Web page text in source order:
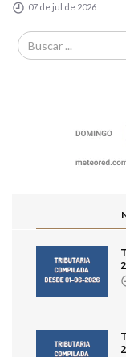
07 de jul de 2026